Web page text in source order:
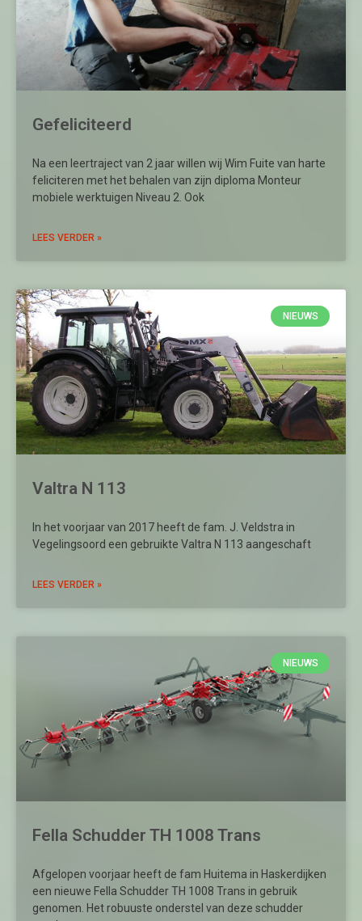
Gefeliciteerd
Na een leertraject van 2 jaar willen wij Wim Fuite van harte
feliciteren met het behalen van zijn diploma Monteur
mobiele werktuigen Niveau 2. Ook
LEES VERDER »
NIEUWS
Valtra N 113
In het voorjaar van 2017 heeft de fam. J. Veldstra in
Vegelingsoord een gebruikte Valtra N 113 aangeschaft
LEES VERDER »
NIEUWS
Fella Schudder TH 1008 Trans
Afgelopen voorjaar heeft de fam Huitema in Haskerdijken
een nieuwe Fella Schudder TH 1008 Trans in gebruik
genomen. Het robuuste onderstel van deze schudder